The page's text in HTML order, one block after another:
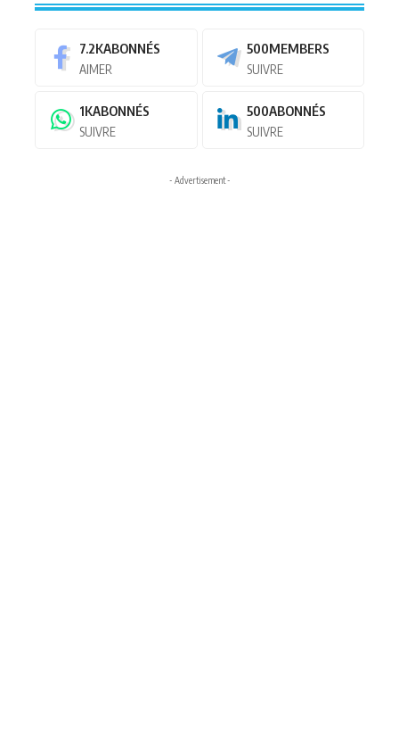
7.2KABONNÉS
AIMER
500MEMBERS
SUIVRE
1KABONNÉS
SUIVRE
500ABONNÉS
SUIVRE
- Advertisement -